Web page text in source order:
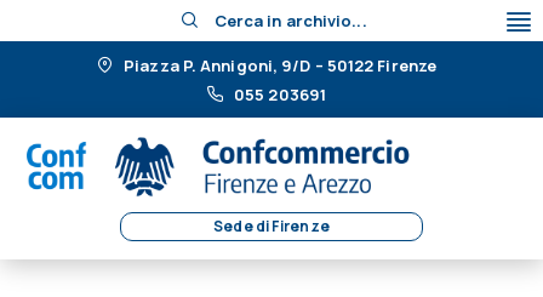
Cerca in archivio...
Piazza P. Annigoni, 9/D – 50122 Firenze
055 203691
Sede di Firenze